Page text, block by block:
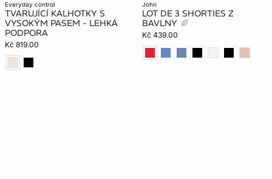
everyday control
TVARUJÍCÍ KALHOTKY S
VYSOKÝM PASEM - LEHKÁ
PODPORA
Kč 819.00
john
LOT DE 3 SHORTIES Z
BAVLNY
Kč 439.00